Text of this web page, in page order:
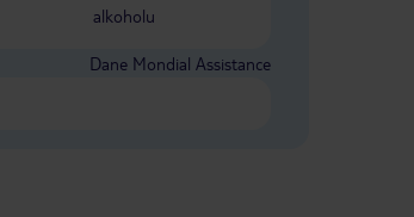
alkoholu
Dane Mondial Assistance